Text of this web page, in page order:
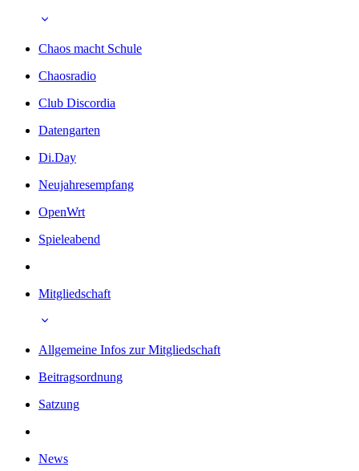
Chaos macht Schule
Chaosradio
Club Discordia
Datengarten
Di.Day
Neujahresempfang
OpenWrt
Spieleabend
Mitgliedschaft
Allgemeine Infos zur Mitgliedschaft
Beitragsordnung
Satzung
News